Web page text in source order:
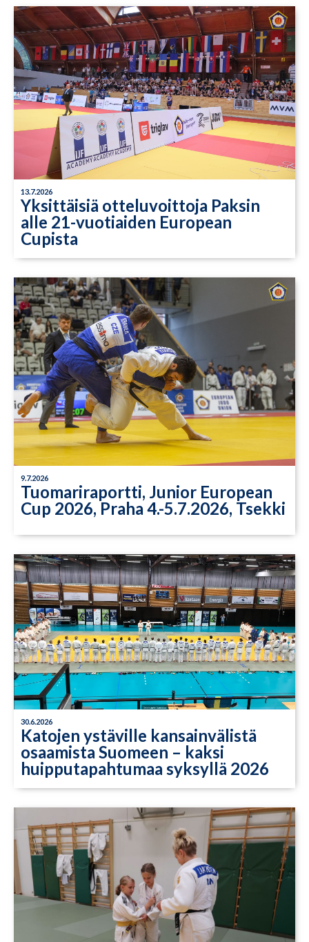
13.7.2026
Yksittäisiä otteluvoittoja Paksin
alle 21-vuotiaiden European
Cupista
9.7.2026
Tuomariraportti, Junior European
Cup 2026, Praha 4.-5.7.2026, Tsekki
30.6.2026
Katojen ystäville kansainvälistä
osaamista Suomeen – kaksi
huipputapahtumaa syksyllä 2026